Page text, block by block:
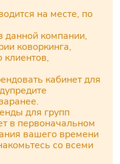
на месте, по
данной компании,
коворкинга,
кабинет для
для групп
в первоначальном
вашего времени
со всеми